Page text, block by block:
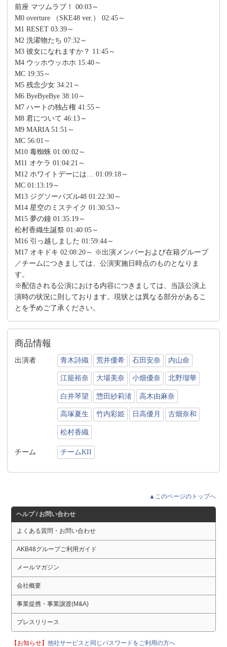
前座 マツムラブ！ 00:03～
M0 overture （SKE48 ver.） 02:45～
M1 RESET 03:39～
M2 洗濯物たち 07:32～
M3 彼女になれますか？ 11:45～
M4 ウッホウッホホ 15:40～
MC 19:35～
M5 残念少女 34:21～
M6 ByeByeBye 38:10～
M7 ハートの独占権 41:55～
M8 君について 46:13～
M9 MARIA 51:51～
MC 56:01～
M10 毒蜘蛛 01:00:02～
M11 オケラ 01:04:21～
M12 ホワイトデーには… 01:09:18～
MC 01:13:19～
M13 ジグソーパズル48 01:22:30～
M14 星空のミステイク 01:30:53～
M15 夢の鐘 01:35:19～
松村香織生誕祭 01:40:05～
M16 引っ越しました 01:59:44～
M17 オキドキ 02:08:20～ ※出演メンバーおよび在籍グループ
／チームにつきましては、公演実施日時点のものとなりま
す。
※配信される公演における内容につきましては、当該公演上
演時の状況に則しております。現状とは異なる部分があるこ
とを予めご了承ください。
商品情報
出演者 青木詩織 荒井優希 石田安奈 内山命
江籠裕奈 大場美奈 小畑優奈 北野瑠華
白井琴望 惣田紗莉渚 高木由麻奈
高塚夏生 竹内彩姫 日高優月 古畑奈和
松村香織
チーム チームKII
▲このページのトップへ
ヘルプ / お問い合わせ
よくある質問・お問い合わせ
AKB48グループご利用ガイド
メールマガジン
会社概要
事業提携・事業譲渡(M&A)
プレスリリース
【お知らせ】他社サービスと同じパスワードをご利用の方へ